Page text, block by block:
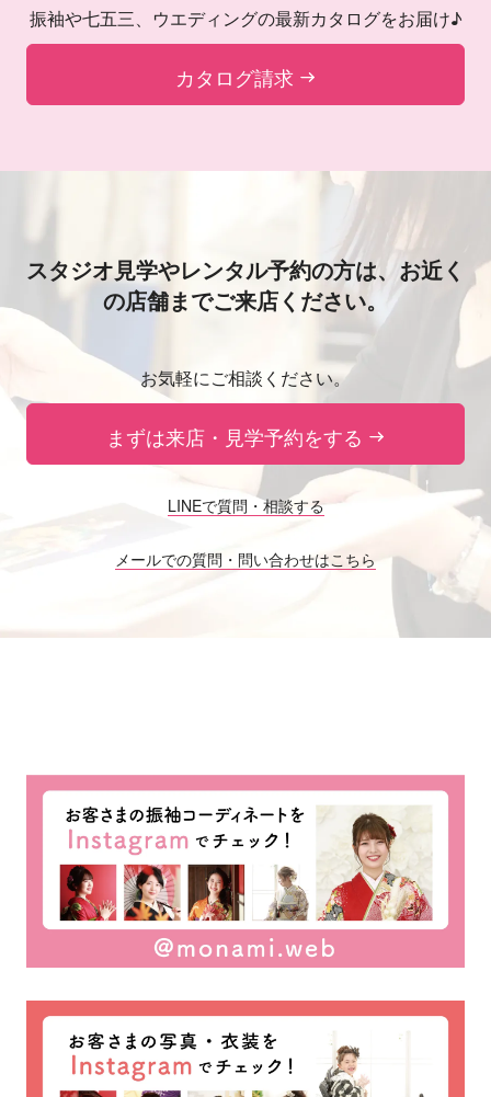
振袖や七五三、ウエディングの最新カタログをお届け♪
カタログ請求
スタジオ見学やレンタル予約の方は、 お近く
の店舗までご来店ください。
お気軽にご相談ください。
まずは来店・見学予約をする
LINEで質問・相談する
メールでの質問・問い合わせはこちら